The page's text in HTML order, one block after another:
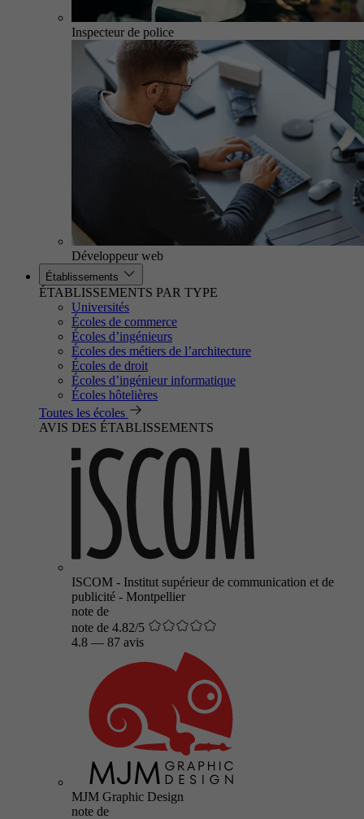
Inspecteur de police
Développeur web
Établissements
ÉTABLISSEMENTS PAR TYPE
Universités
Écoles de commerce
Écoles d’ingénieurs
Écoles des métiers de l’architecture
Écoles de droit
Écoles d’ingénieur informatique
Écoles hôtelières
Toutes les écoles
AVIS DES ÉTABLISSEMENTS
ISCOM - Institut supérieur de communication et de
publicité - Montpellier
note de
note de 4.82/5
4.8 — 87 avis
MJM Graphic Design
note de